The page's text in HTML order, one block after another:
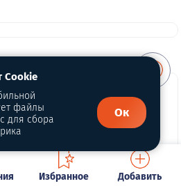
данных
Избранное Добавить
Cookie
файлы
для сбора
Ок